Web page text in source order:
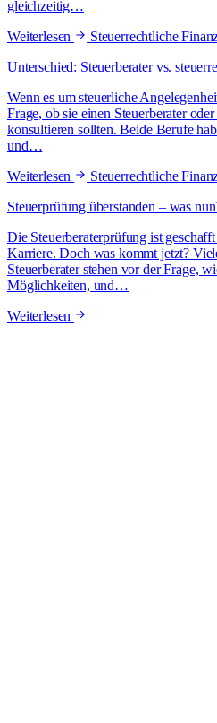
gleichzeitig…
Weiterlesen
Steuerrechtliche
Unterschied: Steuerberater vs.
Wenn es um steuerliche
Frage, ob sie einen Steuerberater
konsultieren sollten. Beide Berufe
und…
Weiterlesen
Steuerrechtliche
Steuerprüfung überstanden – was
Die Steuerberaterprüfung ist
Karriere. Doch was kommt jetzt?
Steuerberater stehen vor der Frage,
Möglichkeiten, und…
Weiterlesen